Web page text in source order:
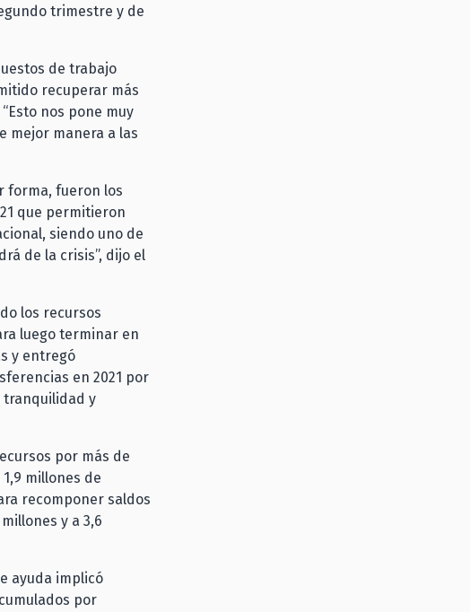
trimestre y de
de trabajo
recuperar más
nos pone muy
mejor manera a las
forma, fueron los
que permitieron
siendo uno de
de la crisis”, dijo el
los recursos
luego terminar en
y entregó
en 2021 por
tranquilidad y
por más de
millones de
recomponer saldos
y a 3,6
ayuda implicó
por